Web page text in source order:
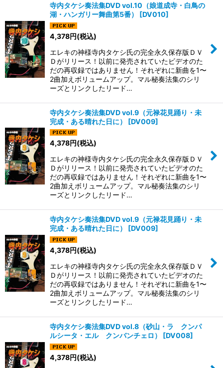
寺内タケシ奏法集DVD vol.10（娘道成寺・白鳥の
湖・ハンガリー舞曲第5番）
[DV010]
4,378円(税込)
エレキの神様寺内タケシ氏の完全永久保存版ＤＶ
Ｄがリリース！以前に発売されていたビデオのた
だの再収録ではありません！それぞれに新曲を1〜
2曲加えボリュームアップ。マル秘奏法集のシリ
ーズとリンクしたリード…
寺内タケシ奏法集DVD vol.9（元禄花見踊り・未
完成・ある晴れた日に）
[DV009]
4,378円(税込)
エレキの神様寺内タケシ氏の完全永久保存版ＤＶ
Ｄがリリース！以前に発売されていたビデオのた
だの再収録ではありません！それぞれに新曲を1〜
2曲加えボリュームアップ。マル秘奏法集のシリ
ーズとリンクしたリード…
寺内タケシ奏法集DVD vol.9（元禄花見踊り・未
完成・ある晴れた日に）
[DV009]
4,378円(税込)
エレキの神様寺内タケシ氏の完全永久保存版ＤＶ
Ｄがリリース！以前に発売されていたビデオのた
だの再収録ではありません！それぞれに新曲を1〜
2曲加えボリュームアップ。マル秘奏法集のシリ
ーズとリンクしたリード…
寺内タケシ奏法集DVD vol.8（砂山・ラ クンパ
ルシータ・エル クンバンチェロ）
[DV008]
4,378円(税込)